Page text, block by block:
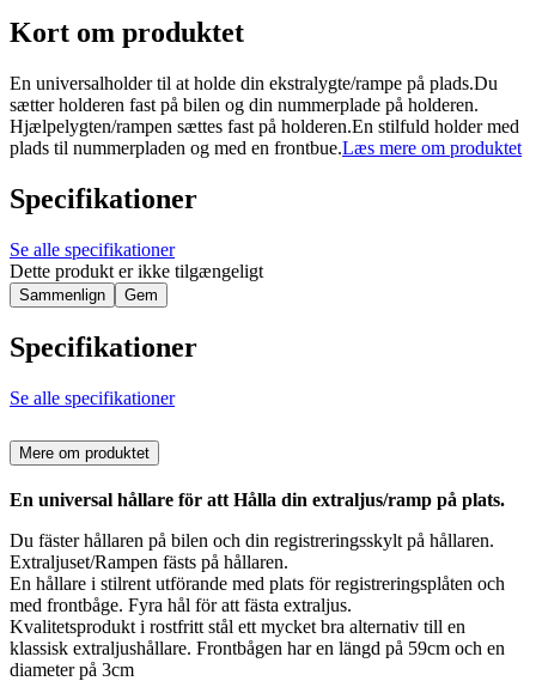
Kort om produktet
En universalholder til at holde din ekstralygte/rampe på plads.Du
sætter holderen fast på bilen og din nummerplade på holderen.
Hjælpelygten/rampen sættes fast på holderen.En stilfuld holder med
plads til nummerpladen og med en frontbue.Læs mere om produktet
Specifikationer
Se alle specifikationer
Dette produkt er ikke tilgængeligt
Sammenlign Gem
Specifikationer
Se alle specifikationer
Mere om produktet
En universal hållare för att Hålla din extraljus/ramp på plats.
Du fäster hållaren på bilen och din registreringsskylt på hållaren.
Extraljuset/Rampen fästs på hållaren.
En hållare i stilrent utförande med plats för registreringsplåten och
med frontbåge. Fyra hål för att fästa extraljus.
Kvalitetsprodukt i rostfritt stål ett mycket bra alternativ till en
klassisk extraljushållare. Frontbågen har en längd på 59cm och en
diameter på 3cm